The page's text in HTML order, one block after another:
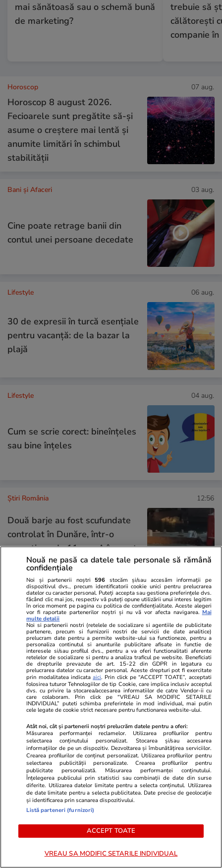
mai sănătoasă sau o schemă bună
de marketing?
trebuie să
călătorești
companie în
Horoscop 07 aug.
Horoscop 8 august 2026.
Fecioarele sunt pregătite să-și
asume o creștere mai lentă și
anumite limitări în schimbul
stabilității
Bani și Afaceri 03 aug.
Cine poate retrage banii din
contul unei persoane decedate
Lifestyle 06 aug.
30 de expresii în turcă esențiale
pentru vacanță: de la bazar la
plajă
Lifestyle 04 aug.
Cum se scrie corect: bineînțeles
sau bine înțeles
Știri România 12:56
Două barje au fost scufundate
controlat în Dunăre, într-o
operațiune de 11 ore. A început
și scufundarea ultimelor două
Știri România 10:39
ANM a emis pentru sâmbătă
noi avertizări de fenomene
meteo extreme: furtuni
puternice, dar și caniculă în
următoarele ore
Știri România 10:00
valută să plătească datoria
externă: Printre altele,
Securitatea a inventat rude
pentru românii morți în
străinătate și le-a încasat ilegal
moștenirile
Nouă ne pasă ca datele tale personale să rămână
confidențiale
Noi și partenerii noștri 596 stocăm și/sau accesăm informații pe
dispozitivul dvs., precum identificatorii cookie unici pentru prelucrarea
datelor cu caracter personal. Puteți accepta sau gestiona preferințele dvs.
făcând clic mai jos, respectiv vă puteți opune utilizării unui interes legitim
în orice moment pe pagina cu politica de confidențialitate. Aceste alegeri
vor fi raportate partenerilor noștri și nu vă vor afecta navigarea. Mai
multe detalii
Noi si partenerii nostri (retelele de socializare si agentiile de publicitate
partenere, precum si furnizorii nostri de servicii de date analitice)
prelucram date pentru a permite website-ului sa functioneze, pentru a
personaliza continutul si anunturile publicitare afisate in functie de
interesele si/sau profilul dvs., pentru a va oferi functionalitati aferente
retelelor de socializare si pentru a analiza traficul pe website. Beneficiati
de drepturile prevazute de art. 15-22 din GDPR in legatura cu
prelucrarea datelor cu caracter personal. Aceste drepturi pot fi exercitate
prin modalitatea indicataaici. Prin click pe “ACCEPT TOATE”, acceptati
folosirea tuturor Tehnologiilor de tip Cookie, care implica inclusiv acceptul
dvs. cu privire la stocarea/accesarea informatiilor de catre Vendor-ii cu
care colaboram. Prin click pe “VREAU SA MODIFIC SETARILE
INDIVIDUAL” puteti schimba preferintele in mod individual, mai putin
cele legate de cookie strict necesare pentru functionarea website-ului.
Atât noi, cât și partenerii noștri prelucrăm datele pentru a oferi:
Măsurarea performanței reclamelor. Utilizarea profilurilor pentru
selectarea conținutului personalizat. Stocarea și/sau accesarea
informațiilor de pe un dispozitiv. Dezvoltarea și îmbunătățirea serviciilor.
Crearea profilurilor de conținut personalizat. Utilizarea profilurilor pentru
selectarea publicității personalizate. Crearea profilurilor pentru
publicitate personalizată. Măsurarea performanței conținutului.
Înțelegerea publicului prin statistici sau combinații de date din surse
diferite. Utilizarea datelor limitate pentru a selecta conținutul. Utilizarea
de date limitate pentru a selecta publicitatea. Date precise de geolocație
și identificarea prin scanarea dispozitivului.
Listă parteneri (furnizori)
ACCEPT TOATE
VREAU SA MODIFIC SETARILE INDIVIDUAL